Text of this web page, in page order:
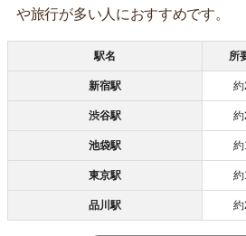
や旅行が多い人におすすめです。
駅名 所
新宿駅
渋谷駅
池袋駅
東京駅
品川駅